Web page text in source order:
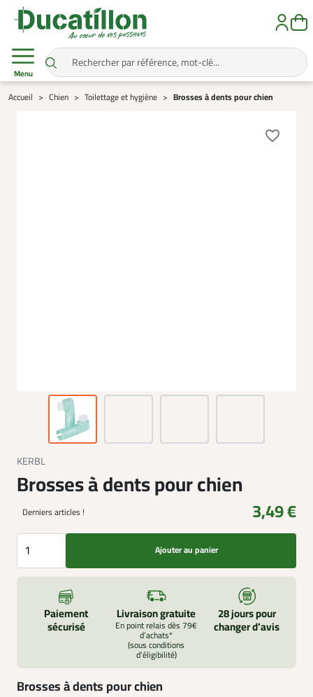
Menu
Accueil Chien Toilettage et hygiène Brosses à dents pour chien
favorite_border
KERBL
Brosses à dents pour chien
Derniers articles ! 3,49 €
Ajouter au panier
Paiement
sécurisé
Livraison gratuite
En point relais dès 79€
d’achats*
(sous conditions
d'éligibilité)
28 jours pour
changer d’avis
Brosses à dents pour chien